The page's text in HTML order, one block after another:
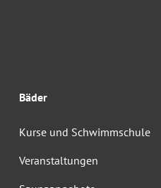
Bäder
Kurse und Schwimmschule
Veranstaltungen